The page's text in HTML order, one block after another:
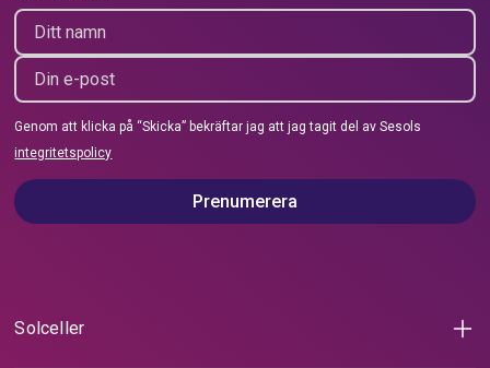
Genom att klicka på “Skicka” bekräftar jag att jag tagit del av Sesols
integritetspolicy
Prenumerera
Solceller